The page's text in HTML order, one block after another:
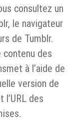
consultez un
le navigateur
de Tumblr.
contenu des
à l’aide de
version de
l’URL des